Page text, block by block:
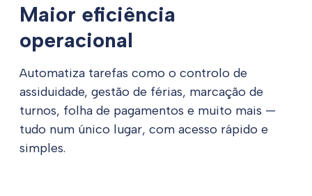
Maior eficiência
operacional
Automatiza tarefas como o controlo de
assiduidade, gestão de férias, marcação de
turnos, folha de pagamentos e muito mais —
tudo num único lugar, com acesso rápido e
simples.